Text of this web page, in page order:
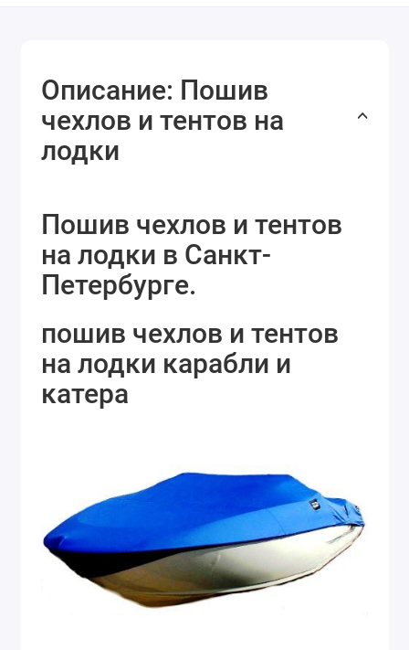
Описание: Пошив
чехлов и тентов на
лодки
Пошив чехлов и тентов
на лодки в Санкт-
Петербурге.
пошив чехлов и тентов
на лодки карабли и
катера